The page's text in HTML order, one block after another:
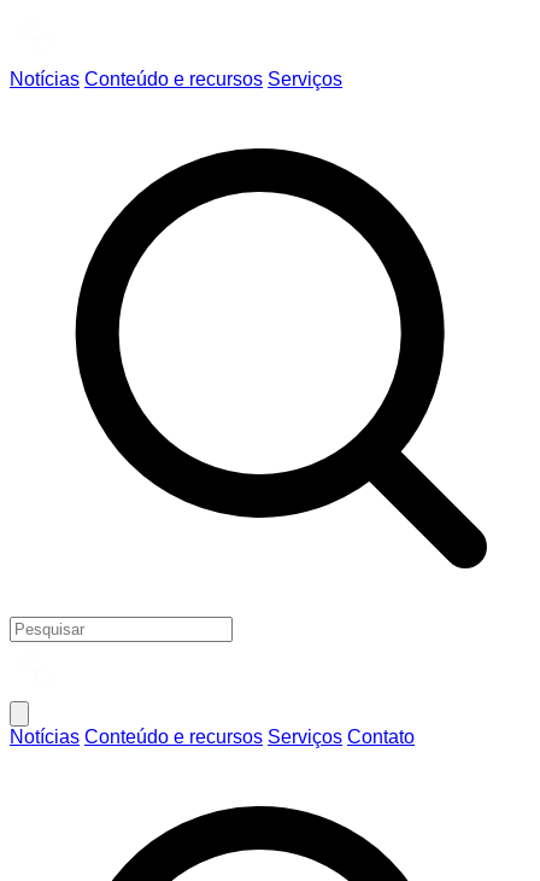
Notícias Conteúdo e recursos Serviços
Notícias Conteúdo e recursos Serviços Contato